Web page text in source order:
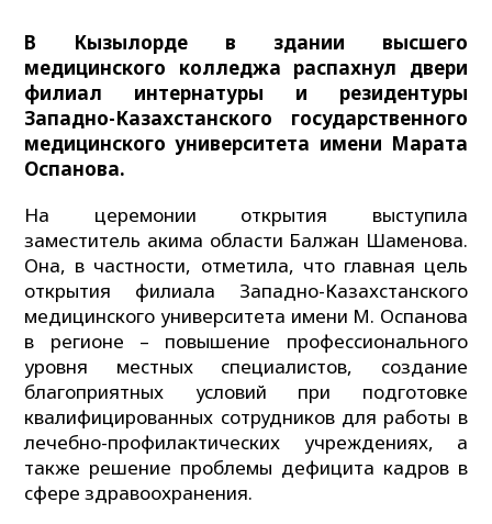
В Кызылорде в здании высшего
медицинского колледжа распахнул двери
филиал интернатуры и резидентуры
Западно-Казахстанского государственного
медицинского университета имени Марата
Оспанова.
На церемонии открытия выступила
заместитель акима области Балжан Шаменова.
Она, в частности, отметила, что главная цель
открытия филиала Западно-Казахстанского
медицинского университета имени М. Оспанова
в регионе – повышение профессионального
уровня местных специалистов, создание
благоприятных условий при подготовке
квалифицированных сотрудников для работы в
лечебно-профилактических учреждениях, а
также решение проблемы дефицита кадров в
сфере здравоохранения.